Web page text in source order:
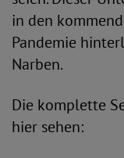
in den
Pandemie
Narben.
Die komplette
hier sehen: